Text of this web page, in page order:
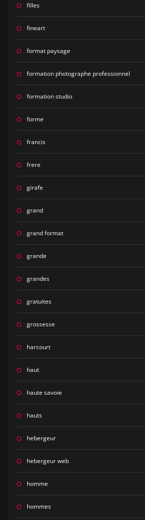
filles
fineart
format paysage
formation photographe professionnel
formation studio
forme
francis
frere
girafe
grand
grand format
grande
grandes
gratuites
grossesse
harcourt
haut
haute savoie
hauts
hebergeur
hebergeur web
homme
hommes